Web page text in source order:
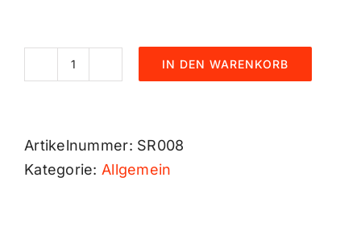
IN DEN WARENKORB
Artikelnummer: SR008
Kategorie: Allgemein